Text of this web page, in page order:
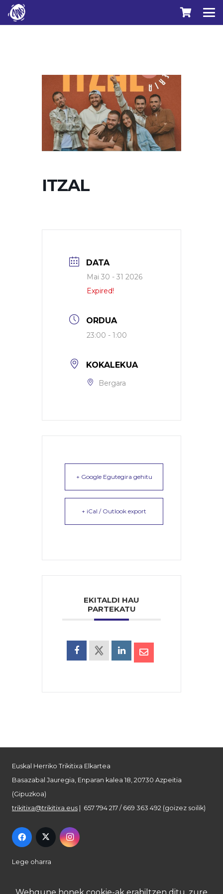
ITZAL
DATA
Mai 30 - 31 2026
Expired!
ORDUA
23:00 - 1:00
KOKALEKUA
Bergara
+ Google Egutegira gehitu
+ iCal / Outlook export
EKITALDI HAU
PARTEKATU
Euskal Herriko Trikitixa Elkartea
Basazabal Jauregia, Enparan kalea 18, 20730 Azpeitia
(Gipuzkoa)
trikitixa@trikitixa.eus | 657 794 217 / 669 363 492 (goizez soilik)
Lege oharra
Pribatutasun politika